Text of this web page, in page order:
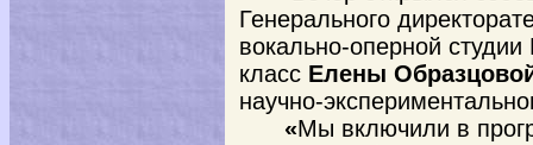
Генерального
вокально-оперной
класс Елены
научно-
«Мы включили в